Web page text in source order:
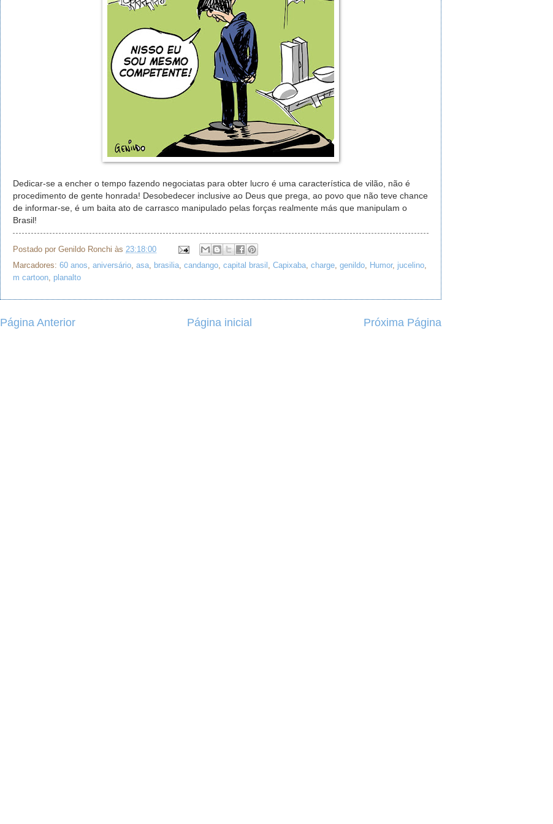
Dedicar-se a encher o tempo fazendo negociatas para obter lucro é uma característica de vilão, não é
procedimento de gente honrada! Desobedecer inclusive ao Deus que prega, ao povo que não teve chance
de informar-se, é um baita ato de carrasco manipulado pelas forças realmente más que manipulam o
Brasil!
Postado por Genildo Ronchi às 23:18:00
Marcadores: 60 anos, aniversário, asa, brasilia, candango, capital brasil , Capixaba, charge, genildo, Humor, jucelino,
m cartoon, planalto
Página Anterior Próxima Página
Página inicial